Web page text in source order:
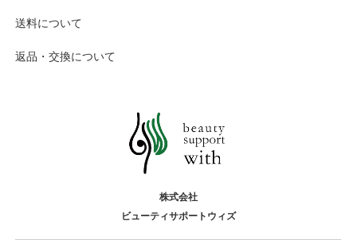
送料について
返品・交換について
株式会社
ビューティサポートウィズ